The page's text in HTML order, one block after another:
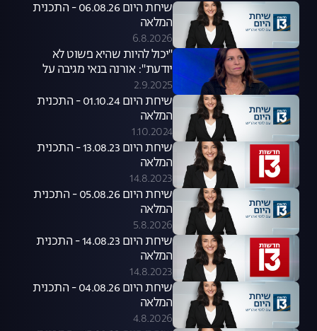
שיחת היום 06.08.26 - התכנית
המלאה
6.8.2026
"יכול להיות שהיא פשוט לא
יודעת": אורנה בנאי מגיבה על
סערת קניית הכלבים שעוררה קרן
פלס
2.9.2025
שיחת היום 01.10.24 - התכנית
המלאה
1.10.2024
שיחת היום 13.08.23 - התכנית
המלאה
14.8.2023
שיחת היום 05.08.26 - התכנית
המלאה
5.8.2026
שיחת היום 14.08.23 - התכנית
המלאה
14.8.2023
שיחת היום 04.08.26 - התכנית
המלאה
4.8.2026